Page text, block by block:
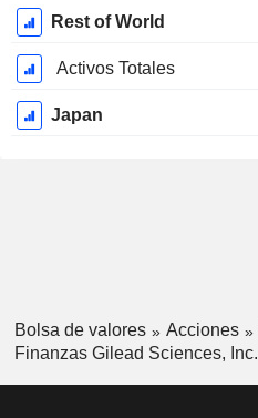
Rest of World
Activos Totales
Japan
Bolsa de valores Acciones
Finanzas Gilead Sciences, Inc.